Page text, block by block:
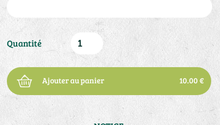
Quantité
Ajouter au panier 10.00 €